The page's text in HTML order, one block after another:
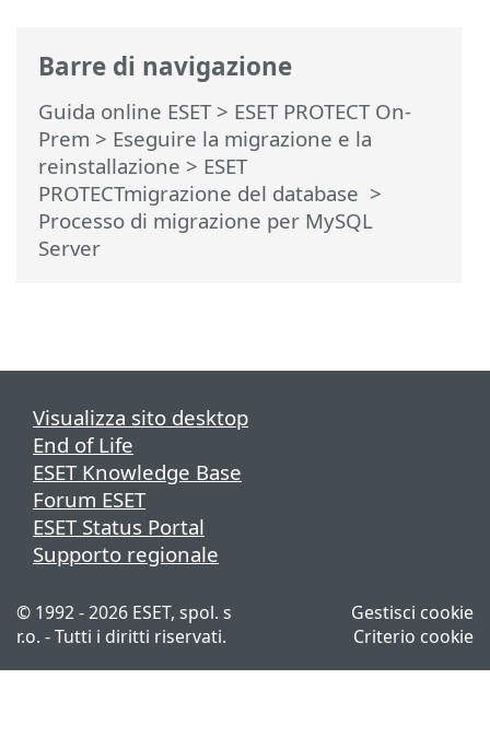
Barre di navigazione
Guida online ESET> ESET PROTECT On-
Prem > Eseguire la migrazione e la
reinstallazione > ESET
PROTECTmigrazione del database >
Processo di migrazione per MySQL
Server
Visualizza sito desktop
End of Life
ESET Knowledge Base
Forum ESET
ESET Status Portal
Supporto regionale
© 1992 - 2026 ESET, spol. s
r.o. - Tutti i diritti riservati.
Gestisci cookie
Criterio cookie